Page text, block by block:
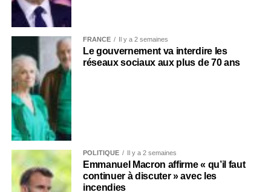
FRANCE Il y a 2 semaines
Le gouvernement va interdire les
réseaux sociaux aux plus de 70 ans
POLITIQUE Il y a 2 semaines
Emmanuel Macron affirme « qu’il faut
continuer à discuter » avec les
incendies